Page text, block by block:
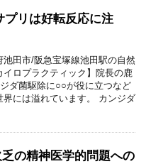
プリは好転反応に注
池田市/阪急宝塚線池田駅の自然
イロプラクティック】院長の鹿
ダ菌駆除に○○が役に立つなど
界には溢れています。 カンジダ
の精神医学的問題への